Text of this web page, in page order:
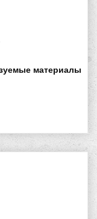
материалы